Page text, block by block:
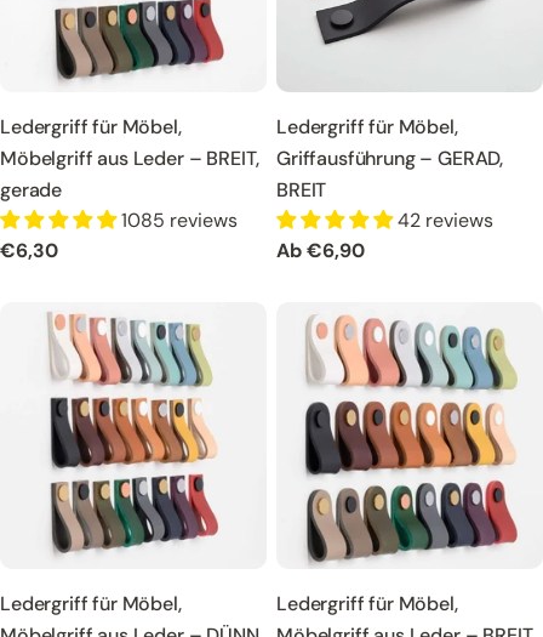
Ledergriff für Möbel,
Möbelgriff aus Leder – BREIT,
gerade
1085 reviews
Regulärer
€6,30
Ledergriff für Möbel,
Griffausführung – GERAD,
BREIT
42 reviews
Regulärer
Ab €6,90
Ledergriff für Möbel,
Ledergriff für Möbel,